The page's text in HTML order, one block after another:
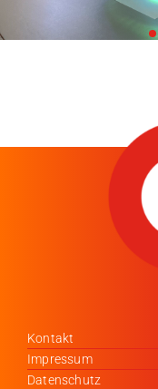
Kontakt
Impressum
Datenschutz